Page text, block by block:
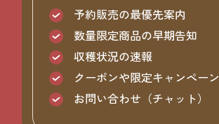
予約販売の最優先案内
数量限定商品の早期告知
収穫状況の速報
クーポンや限定キャンペーン
お問い合わせ（チャット）